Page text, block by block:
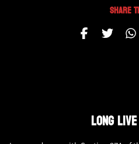
Share
LONG